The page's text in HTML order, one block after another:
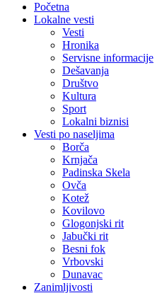
Početna
Lokalne vesti
Vesti
Hronika
Servisne informacije
Dešavanja
Društvo
Kultura
Sport
Lokalni biznisi
Vesti po naseljima
Borča
Krnjača
Padinska Skela
Ovča
Kotež
Kovilovo
Glogonjski rit
Jabučki rit
Besni fok
Vrbovski
Dunavac
Zanimljivosti